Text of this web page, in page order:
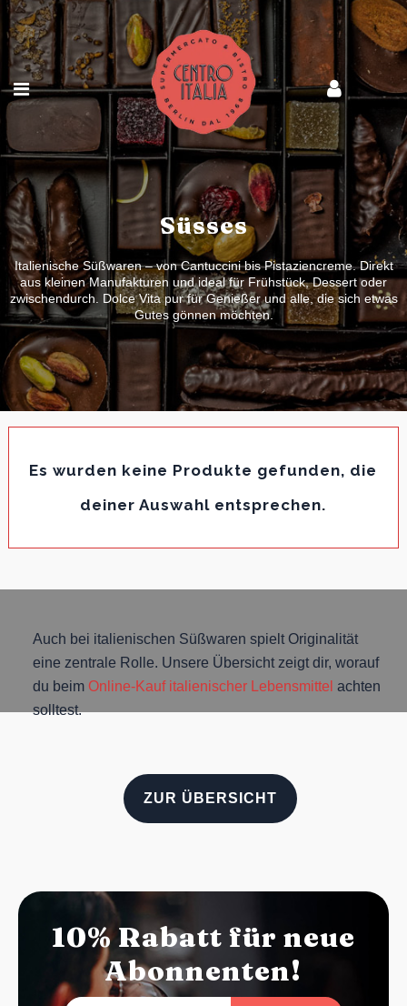
Süsses
Italienische Süßwaren – von Cantuccini bis Pistaziencreme. Direkt
aus kleinen Manufakturen und ideal für Frühstück, Dessert oder
zwischendurch. Dolce Vita pur für Genießer und alle, die sich etwas
Gutes gönnen möchten.
Es wurden keine Produkte gefunden, die
deiner Auswahl entsprechen.
Auch bei italienischen Süßwaren spielt Originalität
eine zentrale Rolle. Unsere Übersicht zeigt dir, worauf
du beim Online-Kauf italienischer Lebensmittel achten
solltest.
ZUR ÜBERSICHT
10% Rabatt für neue
Abonnenten!